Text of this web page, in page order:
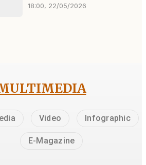
18:00, 22/05/2026
Video Infographic
E-Magazine